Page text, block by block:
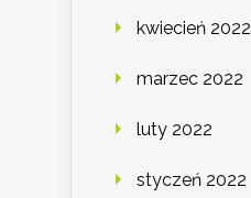
kwiecień 2022
marzec 2022
luty 2022
styczeń 2022